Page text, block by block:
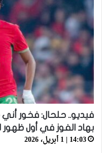
فيديو.. حلحال: فخور
بهاد الفوز في أول ظهور
14:03 | 1 أبريل، 2026